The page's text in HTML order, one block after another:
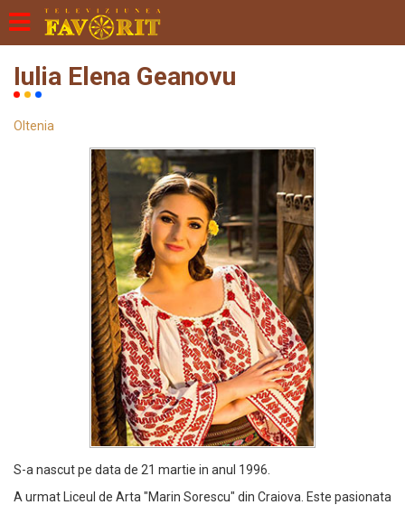
Iulia Elena Geanovu
Oltenia
S-a nascut pe data de 21 martie in anul 1996.
A urmat Liceul de Arta "Marin Sorescu" din Craiova. Este pasionata